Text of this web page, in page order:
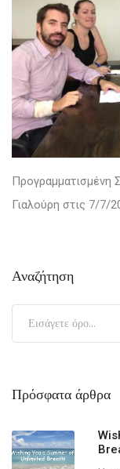
Προγραμματισμένη
Γιαλούρη στις 7/7/
Αναζήτηση
Πρόσφατα άρθρα